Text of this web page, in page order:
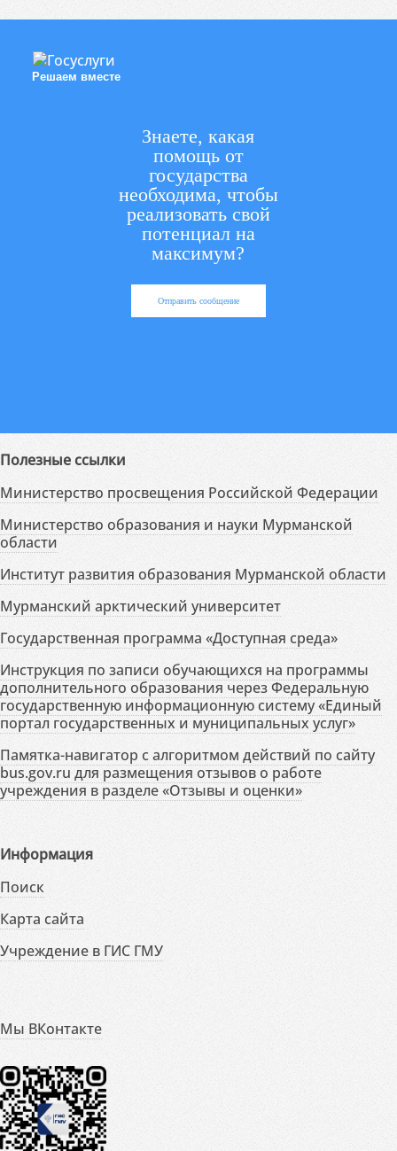
Решаем вместе
Знаете, какая
помощь от
государства
необходима, чтобы
реализовать свой
потенциал на
максимум?
Отправить сообщение
Полезные ссылки
Министерство просвещения Российской Федерации
Министерство образования и науки Мурманской
области
Институт развития образования Мурманской области
Мурманский арктический университет
Государственная программа «Доступная среда»
Инструкция по записи обучающихся на программы
дополнительного образования через Федеральную
государственную информационную систему «Единый
портал государственных и муниципальных услуг»
Памятка-навигатор с алгоритмом действий по сайту
bus.gov.ru для размещения отзывов о работе
учреждения в разделе «Отзывы и оценки»
Информация
Поиск
Карта сайта
Учреждение в ГИС ГМУ
Мы ВКонтакте